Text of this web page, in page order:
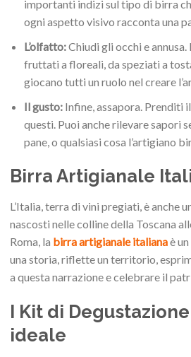
importanti indizi sul tipo di birra
ogni aspetto visivo racconta una
L’olfatto:Chiudi gli occhi e
fruttati a floreali, da speziati a
giocano tutti un ruolo nel creare
Il gusto: Infine, assapora. Prenditi
questi. Puoi anche rilevare sapori
pane, o qualsiasi cosa l’artigiano
Birra Artigianale
L’Italia, terra di vini pregiati, è
nascosti nelle colline della Toscana
Roma, la birra artigianale italianaè un
una storia, riflette un territorio,
a questa narrazione e celebrare il
I Kit di
ideale